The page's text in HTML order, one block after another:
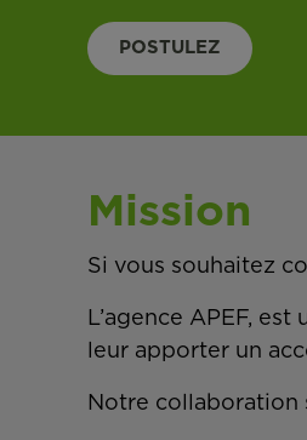
POSTULEZ
Mission
Si vous souhaitez
L’agence APEF,
leur apporter un
Notre collaboration